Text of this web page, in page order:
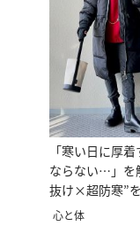
「寒い日に厚
ならない…」を
抜け×超防寒”
ニック
心と体